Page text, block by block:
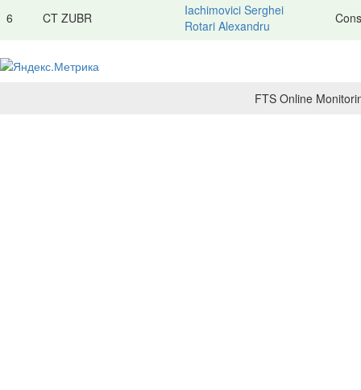
6 CT ZUBR
Iachimovici Serghei
Rotari Alexandru
FTS Online